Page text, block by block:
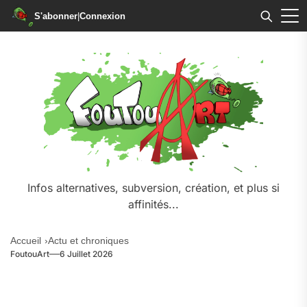
S'abonner|Connexion
Infos alternatives, subversion, création, et plus si
affinités...
Accueil Actu et chroniques
FoutouArt 6 Juillet 2026